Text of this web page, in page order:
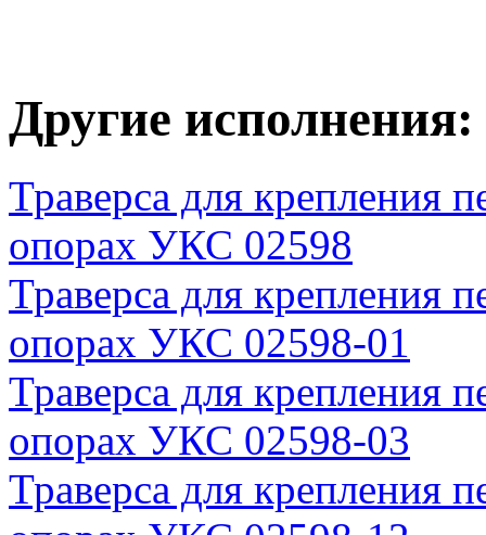
Другие исполнения:
Траверса для крепления
опорах УКС 02598
Траверса для крепления
опорах УКС 02598-01
Траверса для крепления
опорах УКС 02598-03
Траверса для крепления